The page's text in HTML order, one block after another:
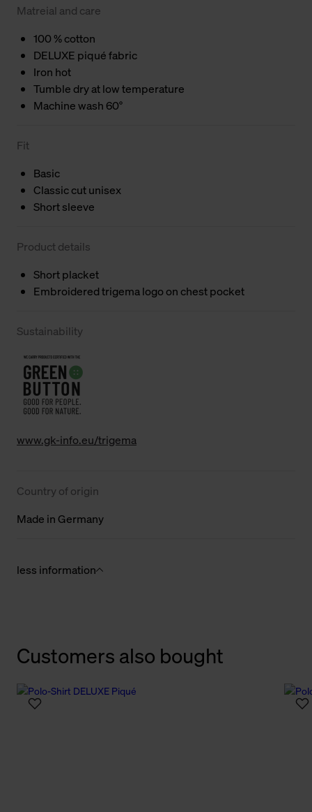
Matreial and care
100 % cotton
DELUXE piqué fabric
Iron hot
Tumble dry at low temperature
Machine wash 60°
Fit
Basic
Classic cut unisex
Short sleeve
Product details
Short placket
Embroidered trigema logo on chest pocket
Sustainability
www.gk-info.eu/trigema
Country of origin
Made in Germany
less information
Customers also bought